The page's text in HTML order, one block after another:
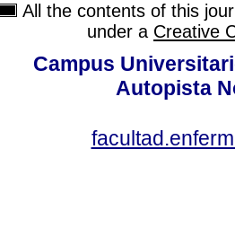
All the contents of this
under a Creative
Campus
Autopista